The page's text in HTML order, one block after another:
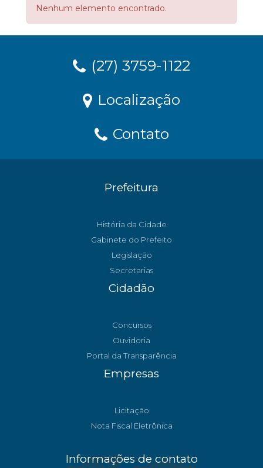
Nenhum elemento encontrado.
(27) 3759-1122
Localização
Contato
Prefeitura
História da Cidade
Gabinete do Prefeito
Legislação
Secretarias
Cidadão
Concursos
Ouvidoria
Portal da Transparência
Empresas
Licitação
Nota Fiscal Eletrônica
Informações de contato